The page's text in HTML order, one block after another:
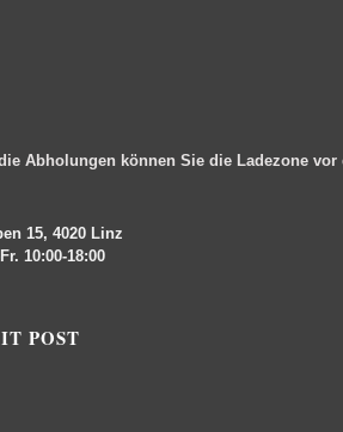
Abholungen können Sie die Ladezone
15, 4020 Linz
10:00-18:00
POST